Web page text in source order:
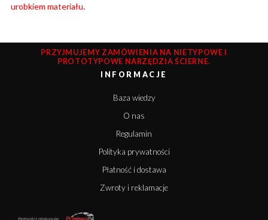
urobkiem materiału.
PRZYJMUJEMY ZAMÓWIENIA NA NIETYPOWE I
PROTOTYPOWE NARZĘDZIA ŚCIERNE.
INFORMACJE
Baza wiedzy
O nas
Regulamin
Polityka prywatności
Płatność i dostawa
Zwroty i reklamacje